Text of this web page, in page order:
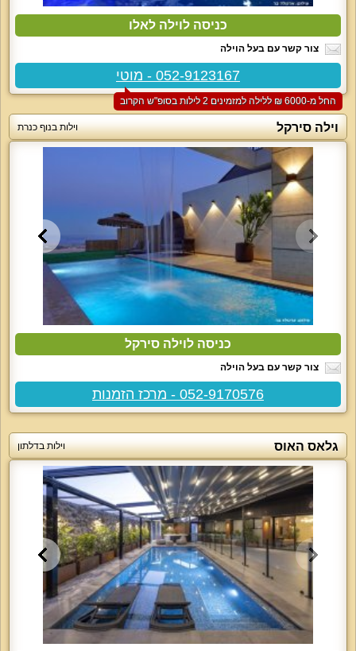
כניסה לוילה לאלו
צור קשר עם בעל הוילה
052-9123167 - מוטי
החל מ-‏6000 ₪ ללילה למזמינים 2 לילות בסופ"ש הקרוב
וילה סירקל וילות בנוף כנרת
כניסה לוילה סירקל
צור קשר עם בעל הוילה
052-9170576 - מרכז הזמנות
גלאס האוס וילות בדלתון